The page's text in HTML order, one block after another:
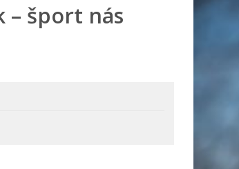
– šport nás